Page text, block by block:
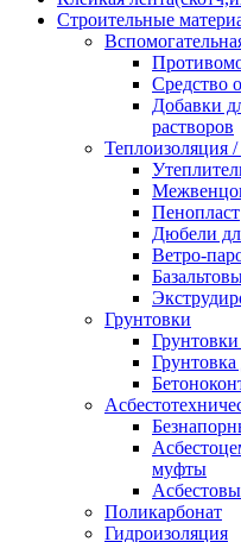
Строительные
Средство
Добавки
растворов
Теплоизоляция /
Пенопласт
Дюбели
Ветро-
Грунтовки
муфты
Поликарбонат
Гидроизоляция